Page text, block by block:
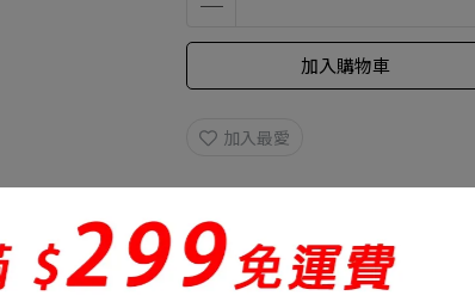
加入購物車
加入最愛